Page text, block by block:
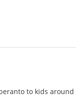
to kids